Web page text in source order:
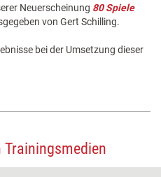
Neuerscheinung 80 Spiele
von Gert Schilling.
bei der Umsetzung dieser
Trainingsmedien